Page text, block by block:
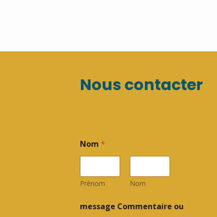
Nous contacter
Nom *
Prénom Nom
message Commentaire ou